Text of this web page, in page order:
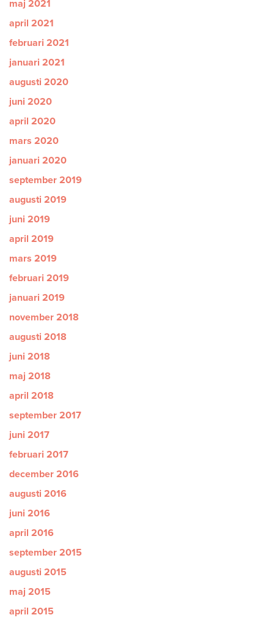
maj 2021
april 2021
februari 2021
januari 2021
augusti 2020
juni 2020
april 2020
mars 2020
januari 2020
september 2019
augusti 2019
juni 2019
april 2019
mars 2019
februari 2019
januari 2019
november 2018
augusti 2018
juni 2018
maj 2018
april 2018
september 2017
juni 2017
februari 2017
december 2016
augusti 2016
juni 2016
april 2016
september 2015
augusti 2015
maj 2015
april 2015